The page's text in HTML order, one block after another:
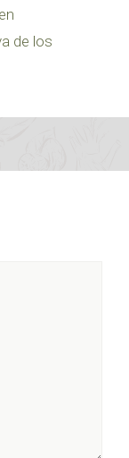
de los